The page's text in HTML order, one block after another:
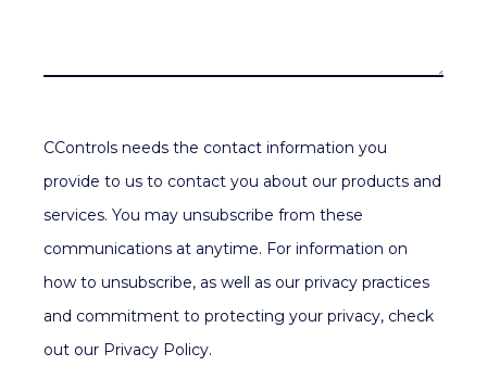
CControls needs the contact information you
provide to us to contact you about our products and
services. You may unsubscribe from these
communications at anytime. For information on
how to unsubscribe, as well as our privacy practices
and commitment to protecting your privacy, check
out our Privacy Policy.